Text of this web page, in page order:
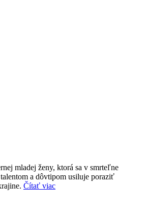
mladej ženy, ktorá sa v smrteľne
a dôvtipom usiluje poraziť
Čítať viac